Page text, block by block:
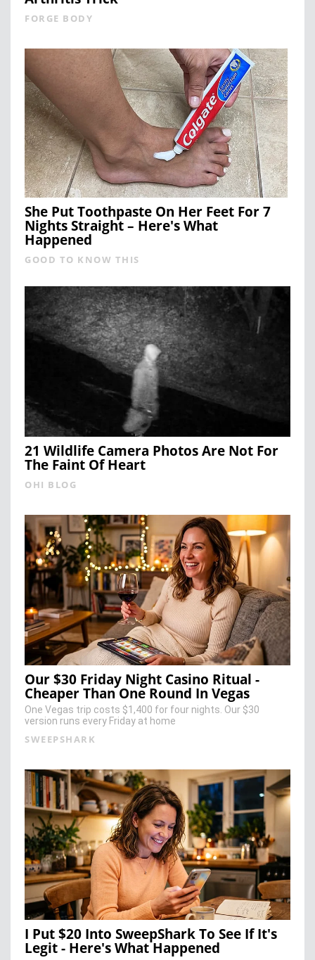
FORGE BODY
She Put Toothpaste On Her Feet For 7
Nights Straight – Here's What
Happened
GOOD TO KNOW THIS
21 Wildlife Camera Photos Are Not For
The Faint Of Heart
OHI BLOG
Our $30 Friday Night Casino Ritual -
Cheaper Than One Round In Vegas
One Vegas trip costs $1,400 for four nights. Our $30
version runs every Friday at home
SWEEPSHARK
I Put $20 Into SweepShark To See If It's
Legit - Here's What Happened